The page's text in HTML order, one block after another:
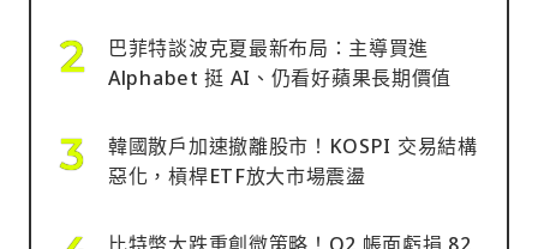
巴菲特談波克夏最新布局：主導買進
Alphabet 挺 AI、仍看好蘋果長期價值
韓國散戶加速撤離股市！KOSPI 交易結構
惡化，槓桿ETF放大市場震盪
比特幣大跌重創微策略！Q2 帳面虧損 82